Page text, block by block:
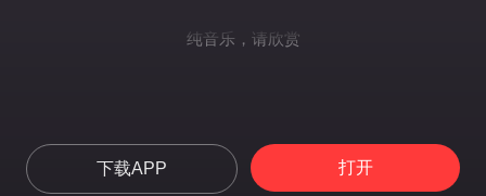
纯音乐，请欣赏
下载APP 打开